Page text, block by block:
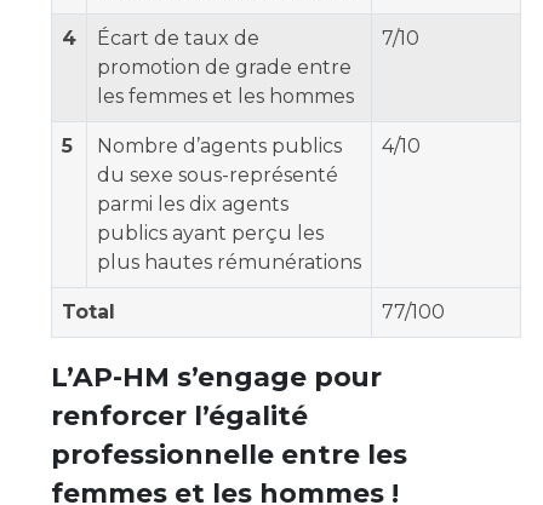
Qualité
Protection des données
Sécurité
Les recherches en santé à l’AP-HM
Lieu de santé sans tabac
4
Écart de taux de
promotion de grade entre
les femmes et les hommes
7/10
5
Nombre d’agents publics
du sexe sous-représenté
parmi les dix agents
publics ayant perçu les
plus hautes rémunérations
4/10
Total 77/100
L’AP-HM s’engage pour
renforcer l’égalité
professionnelle entre les
femmes et les hommes !